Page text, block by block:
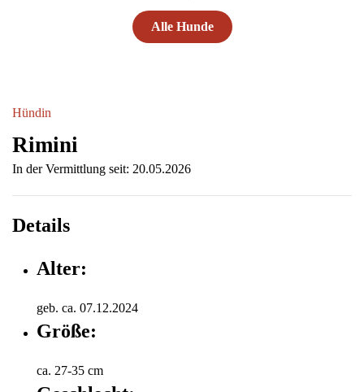
Alle Hunde
Hündin
Rimini
In der Vermittlung seit: 20.05.2026
Details
Alter:
geb. ca. 07.12.2024
Größe:
ca. 27-35 cm